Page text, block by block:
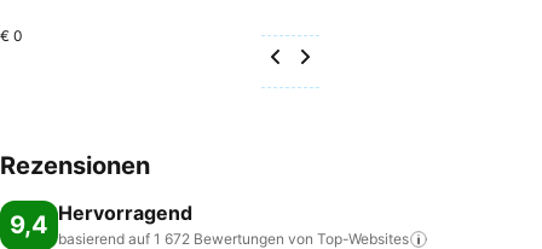
€ 0
Rezensionen
9,4 Hervorragend
basierend auf 1 672 Bewertungen von Top-Websites